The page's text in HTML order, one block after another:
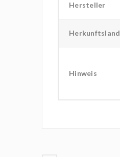
Hersteller
Herkunftsland
Hinweis